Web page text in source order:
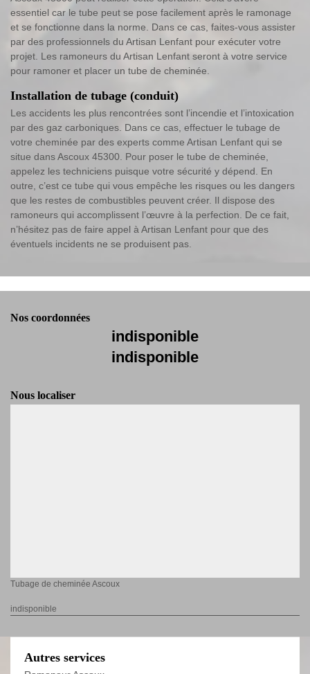
essentiel car le tube peut se pose facilement après le ramonage
et se fonctionne dans la norme. Dans ce cas, faites-vous assister
par des professionnels du Artisan Lenfant pour exécuter votre
projet. Les ramoneurs du Artisan Lenfant seront à votre service
pour ramoner et placer un tube de cheminée.
Installation de tubage (conduit)
Les accidents les plus rencontrées sont l’incendie et l’intoxication
par des gaz carboniques. Dans ce cas, effectuer le tubage de
votre cheminée par des experts comme Artisan Lenfant qui se
situe dans Ascoux 45300. Pour poser le tube de cheminée,
appelez les techniciens puisque votre sécurité y dépend. En
outre, c’est ce tube qui vous empêche les risques ou les dangers
que les restes de combustibles peuvent créer. Il dispose des
ramoneurs qui accomplissent l’œuvre à la perfection. De ce fait,
n’hésitez pas de faire appel à Artisan Lenfant pour que des
éventuels incidents ne se produisent pas.
Nos coordonnées
indisponible
indisponible
Nous localiser
Tubage de cheminée Ascoux
indisponible
Autres services